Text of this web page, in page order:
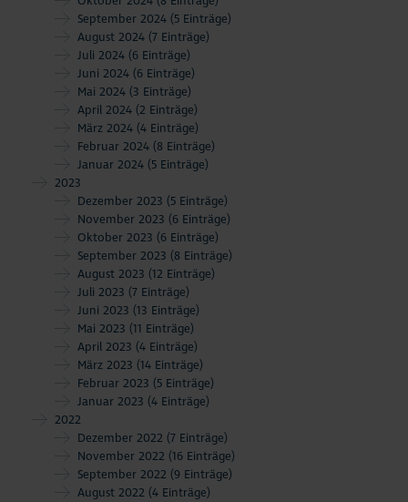
September 2024 (5 Einträge)
August 2024 (7 Einträge)
Juli 2024 (6 Einträge)
Juni 2024 (6 Einträge)
Mai 2024 (3 Einträge)
April 2024 (2 Einträge)
März 2024 (4 Einträge)
Februar 2024 (8 Einträge)
Januar 2024 (5 Einträge)
2023
Dezember 2023 (5 Einträge)
November 2023 (6 Einträge)
Oktober 2023 (6 Einträge)
September 2023 (8 Einträge)
August 2023 (12 Einträge)
Juli 2023 (7 Einträge)
Juni 2023 (13 Einträge)
Mai 2023 (11 Einträge)
April 2023 (4 Einträge)
März 2023 (14 Einträge)
Februar 2023 (5 Einträge)
Januar 2023 (4 Einträge)
2022
Dezember 2022 (7 Einträge)
November 2022 (16 Einträge)
September 2022 (9 Einträge)
August 2022 (4 Einträge)